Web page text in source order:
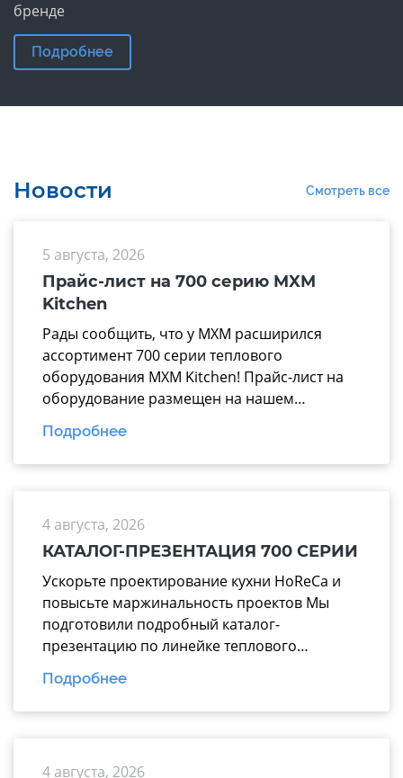
бренде
Подробнее
Новости Смотреть все
5 августа, 2026
Прайс-лист на 700 серию MXM
Kitchen
Рады сообщить, что у МХМ расширился
ассортимент 700 серии теплового
оборудования MXM Kitchen! Прайс-лист на
оборудование размещен на нашем
официальном сайте mariholod.com в
разделе «Прайс-лист». Дополнительную
информацию вы можете получить у
сотрудничество.
Подробнее
4 августа, 2026
КАТАЛОГ-ПРЕЗЕНТАЦИЯ 700 СЕРИИ
Ускорьте проектирование кухни HoReCa и
повысьте маржинальность проектов Мы
подготовили подробный каталог-
презентацию по линейке теплового
оборудования 700 серии производства
завода «Марихолодмаш». Этот материал
поможет вашим менеджерам тратить
Подробнее
4 августа, 2026